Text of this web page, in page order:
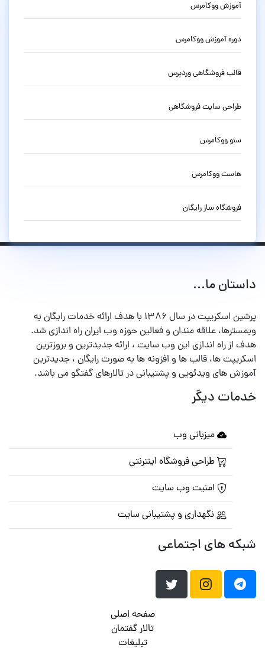
آموزش ووکامرس
دوره آموزش ووکامرس
قالب فروشگاهی وردپرس
طراحی سایت فروشگاهی
سئو ووکامرس
هاست ووکامرس
فروشگاه ساز رایگان
داستان ما...
پرشین اسکریپت در سال ۱۳۸۶ با هدف ارائه خدمات رایگان به
وبمسترها، علاقه مندان و فعالین حوزه وب ایران راه اندازی شد.
هدف از راه اندازی این وب سایت ، ارائه جدیدترین و بروزترین
اسکریپت ها، قالب ها و افزونه ها به صورت رایگان ، جدیدترین
آموزش های ویدئویی و پشتیبانی در تالارهای گفتگو می باشد.
خدمات دیگر
میزبانی وب
طراحی فروشگاه اینترنتی
امنیت وب سایت
نگهداری و پشتیبانی سایت
شبکه های اجتماعی
صفحه اصلی
تالار گفتمان
تبلیغات